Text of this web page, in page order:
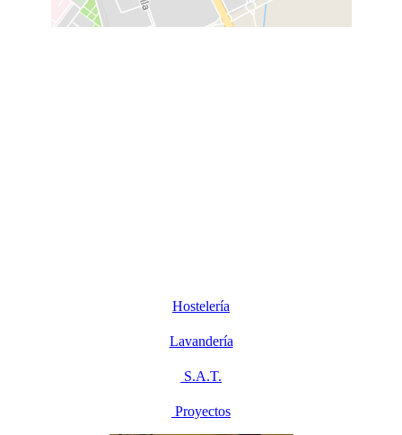
Hostelería
Lavandería
S.A.T.
Proyectos